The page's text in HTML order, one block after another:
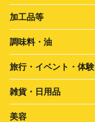
加工品等
調味料・油
旅行・イベント・体験
雑貨・日用品
美容